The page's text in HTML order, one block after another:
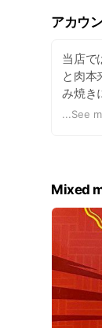
アカウ
当店で
と肉本
み焼き
蔵」
...See
Mixed